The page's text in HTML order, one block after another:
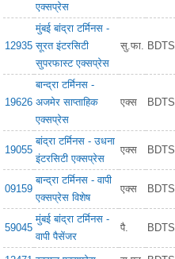
एक्सप्रेस
12935
मुंबई बांद्रा टर्मिनस -
सूरत इंटरसिटी
सुपरफास्ट एक्सप्रेस
सु.फा. BDTS
19626
बान्द्रा टर्मिनस -
अजमेर साप्ताहिक
एक्सप्रेस
एक्स BDTS
19055
बांद्रा टर्मिनस - उधना
इंटरसिटी एक्सप्रेस
एक्स BDTS
09159
बान्द्रा टर्मिनस - वापी
एक्सप्रेस विशेष
एक्स BDTS
59045
मुंबई बांद्रा टर्मिनस -
वापी पैसेंजर
पै. BDTS